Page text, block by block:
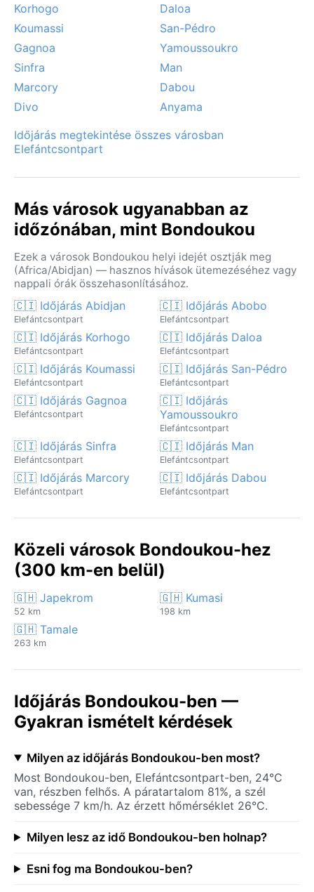
Korhogo
Daloa
Koumassi
San-Pédro
Gagnoa
Yamoussoukro
Sinfra
Man
Marcory
Dabou
Divo
Anyama
Időjárás megtekintése összes városban
Elefántcsontpart
Más városok ugyanabban az
időzónában, mint Bondoukou
Ezek a városok Bondoukou helyi idejét osztják meg
(Africa/Abidjan) — hasznos hívások ütemezéséhez vagy
nappali órák összehasonlításához.
🇨🇮 Időjárás Abidjan
Elefántcsontpart
🇨🇮 Időjárás Abobo
Elefántcsontpart
🇨🇮 Időjárás Korhogo
Elefántcsontpart
🇨🇮 Időjárás Daloa
Elefántcsontpart
🇨🇮 Időjárás Koumassi
Elefántcsontpart
🇨🇮 Időjárás San-Pédro
Elefántcsontpart
🇨🇮 Időjárás Gagnoa
Elefántcsontpart
🇨🇮 Időjárás
Yamoussoukro
Elefántcsontpart
🇨🇮 Időjárás Sinfra
Elefántcsontpart
🇨🇮 Időjárás Man
Elefántcsontpart
🇨🇮 Időjárás Marcory
Elefántcsontpart
🇨🇮 Időjárás Dabou
Elefántcsontpart
Közeli városok Bondoukou-hez
(300 km-en belül)
🇬🇭 Japekrom
52 km
🇬🇭 Kumasi
198 km
🇬🇭 Tamale
263 km
Időjárás Bondoukou-ben —
Gyakran ismételt kérdések
Milyen az időjárás Bondoukou-ben most?
Most Bondoukou-ben, Elefántcsontpart-ben, 24°C
van, részben felhős. A páratartalom 81%, a szél
sebessége 7 km/h. Az érzett hőmérséklet 26°C.
Milyen lesz az idő Bondoukou-ben holnap?
Esni fog ma Bondoukou-ben?